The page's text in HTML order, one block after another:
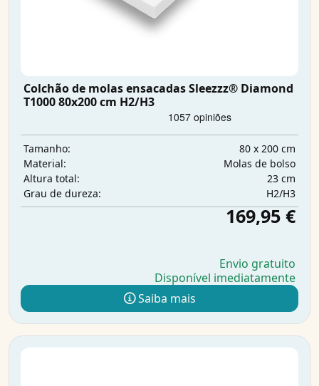
Colchão de molas ensacadas Sleezzz® Diamond
T1000 80x200 cm H2/H3
Tamanho:
80 x 200 cm
Material:
Molas de bolso
Altura total:
23 cm
Grau de dureza:
H2/H3
169,95 €
Envio gratuito
Disponível imediatamente
Saiba mais